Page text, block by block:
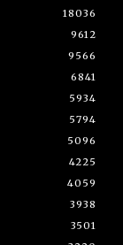
18036
9612
9566
6841
5934
5794
5096
4225
4059
3938
3501